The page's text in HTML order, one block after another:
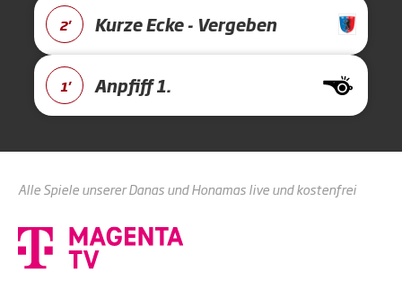
2' Kurze Ecke - Vergeben
1' Anpfiff 1.
Alle Spiele unserer Danas und Honamas live und kostenfrei